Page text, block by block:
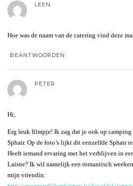
LEEN
Hoe was de naam van de catering vind deze
BEANTWOORDEN
PETER
Hi,
Erg leuk filmpje! Ik zag dat je ook op
Sphair. Op de foto’s lijkt dit eenzelfde Sphair
Heeft iemand ervaring met het verblijven in
Laisne? Ik wil namelijk een romantisch
mijn vriendin: